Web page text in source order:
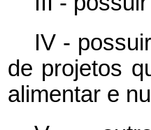
IV -
de projetos
alimentar e